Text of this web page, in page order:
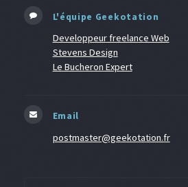
L'équipe Geekotation
Developpeur freelance Web
Stevens Design
Le Bucheron Expert
Email
postmaster@geekotation.fr